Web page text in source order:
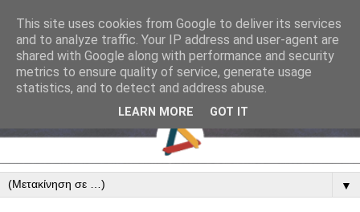
▼
This site uses cookies from Google to deliver its services
and to analyze traffic. Your IP address and user-agent are
shared with Google along with performance and security
metrics to ensure quality of service, generate usage
statistics, and to detect and address abuse.
LEARN MORE GOT IT